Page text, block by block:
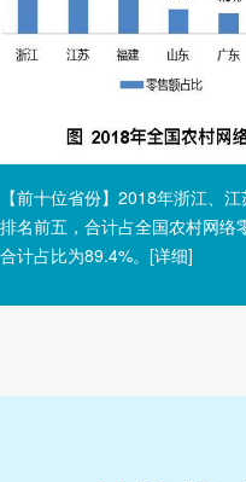
【前十位省份】2018年浙江、
排名前五，合计占全国农村网
合计占比为89.4%。 [详细]